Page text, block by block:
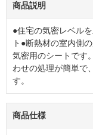
商品説明
●住宅の気密レベル
ト●断熱材の室内側
気密用のシートです
わせの処理が簡単で
す。
商品仕様